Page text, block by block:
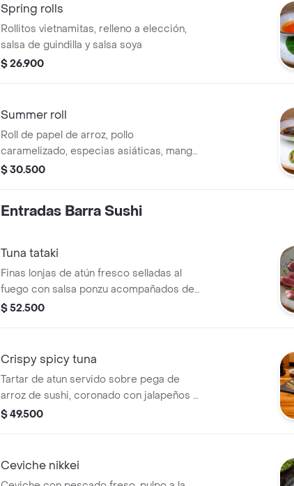
Spring rolls
Rollitos vietnamitas, relleno a elección,
salsa de guindilla y salsa soya
$ 26.900
Summer roll
Roll de papel de arroz, pollo
caramelizado, especias asiáticas, mango,
vegetales, salsa wasabi mayo y guindilla
$ 30.500
Entradas Barra Sushi
Tuna tataki
Finas lonjas de atún fresco selladas al
fuego con salsa ponzu acompañados de
vegetales finos en tempura..
$ 52.500
Crispy spicy tuna
Tartar de atun servido sobre pega de
arroz de sushi, coronado con jalapeños y
tobiko.
$ 49.500
Ceviche nikkei